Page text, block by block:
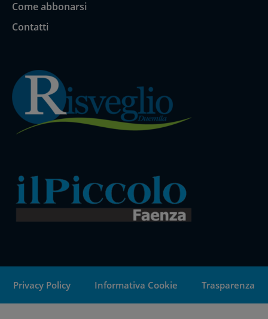
Come abbonarsi
Contatti
Privacy Policy Informativa Cookie Trasparenza